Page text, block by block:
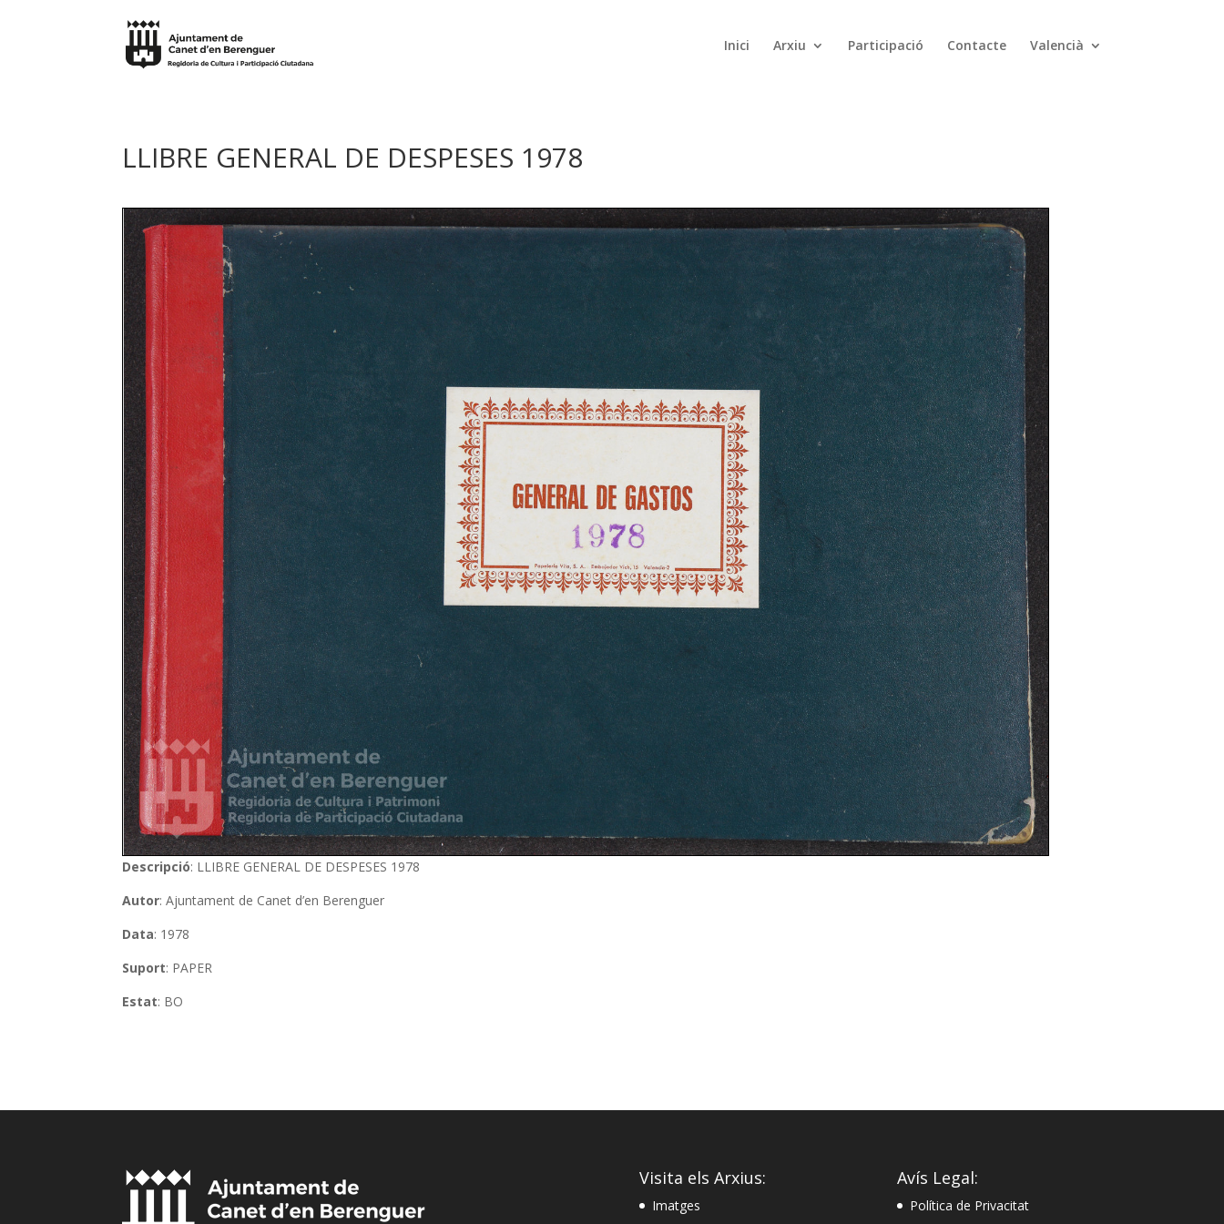
Inici Arxiu Participació Contacte Valencià
LLIBRE GENERAL DE DESPESES 1978
Descripció: LLIBRE GENERAL DE DESPESES 1978
Autor: Ajuntament de Canet d’en Berenguer
Data: 1978
Suport: PAPER
Estat: BO
Visita els Arxius:
Imatges
Avís Legal:
Política de Privacitat